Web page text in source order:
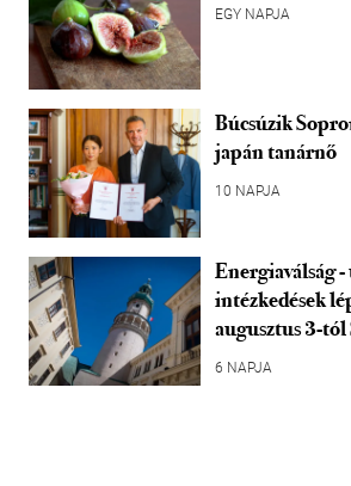
EGY NAPJA
Búcsúzik
japán tanárnő
10 NAPJA
Energiaválság
intézkedések
augusztus 3-
6 NAPJA